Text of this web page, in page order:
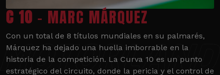
C 10 - MARC MÁRQUEZ
Con un total de 8 títulos mundiales en su palmarés,
Márquez ha dejado una huella imborrable en la
historia de la competición. La Curva 10 es un punto
estratégico del circuito, donde la pericia y el control de